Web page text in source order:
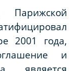
2001 года,
и